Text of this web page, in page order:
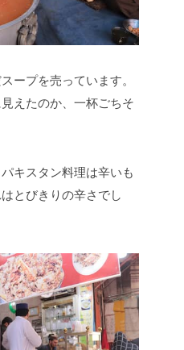
ープを売っています。
えたのか、一杯ごちそ
キスタン料理は辛いも
とびきりの辛さでし